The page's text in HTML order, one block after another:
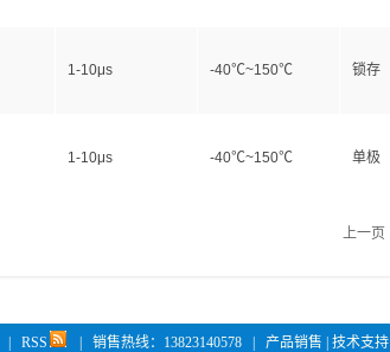
1-10μs -40℃~150℃ 锁存
1-10μs -40℃~150℃ 单极
上一页
RSS 销售热线：13823140578 产品销售 | 技术支持